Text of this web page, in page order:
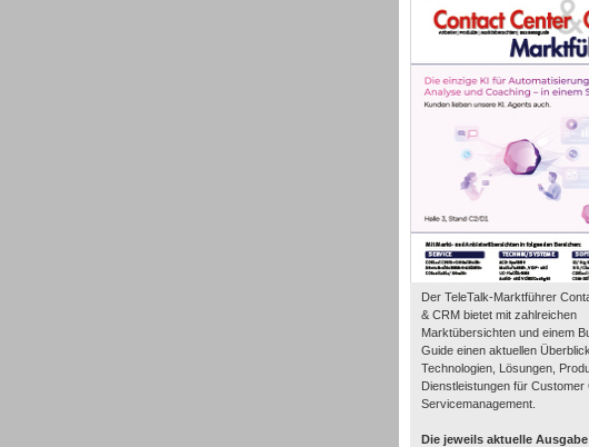
Der TeleTalk-Marktführer
& CRM bietet mit zahlreichen
Marktübersichten und einem
Guide einen aktuellen
Technologien, Lösungen,
Dienstleistungen für Customer
Servicemanagement.
Die jeweils aktuelle